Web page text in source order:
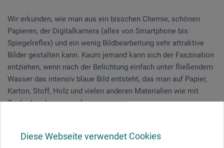
Diese Webseite verwendet Cookies
Wir erkunden, wie man aus ein bisschen Chemie, schönen
Papieren, der Digitalkamera (alles von Smartphone bis
Spiegelreflex) und ein wenig Bildbearbeitung sehr attraktive
Bilder gestalten kann. Kaum jemand kann sich der Faszination
entziehen, wenn nach der Belichtung einfach unter fließendem
Wasser das intensiv blaue Bild entsteht, das man auf Papier,
Karton, Stoff, Holz und vielen anderen Materialien wie mit
Zauberhand erzeugen kann.